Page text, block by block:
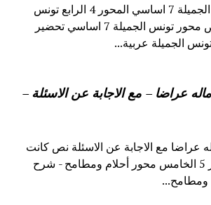
شرح قصيدة تونس الجميلة 7 اساسي المحور 4 الرابع تونس
الجميلة شرح نصوص محور تونس الجميلة 7 اساسي تحضير
الجميلة عربية...
عراضا – مع الاجابة عن الاسئلة –
عراضا مع الاجابة عن الاسئلة نص كانت
أماله عراضا المحور 5 الخامس محور أحلام ومطامح - شرح